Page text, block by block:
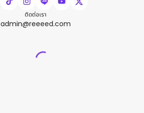
ติดต่อเรา
admin@reeeed.com